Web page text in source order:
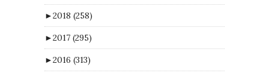
►2018 (258)
►2017 (295)
►2016 (313)